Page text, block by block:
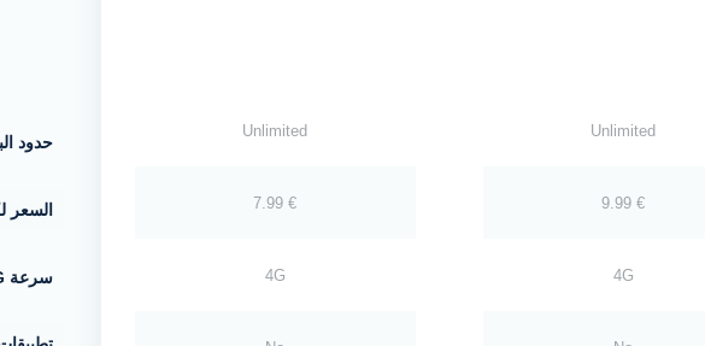
حدود
السعر
3G/4G سرعة
Unlimited
7.99 €
4G
Unlimited
9.99 €
4G